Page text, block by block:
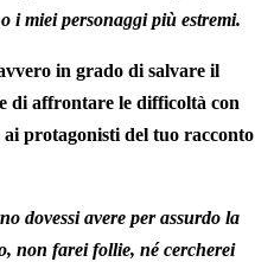
i miei personaggi più estremi.
in grado di salvare il
di affrontare le difficoltà con
protagonisti del tuo racconto
dovessi avere per assurdo la
non farei follie, né cercherei